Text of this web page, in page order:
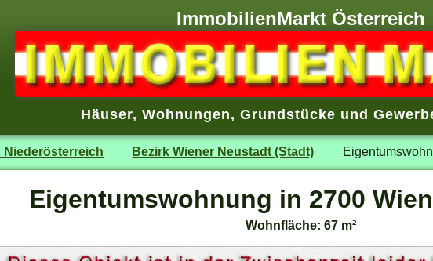
ImmobilienMarkt Österreich
Häuser, Wohnungen, Grundstücke und
Niederösterreich Bezirk Wiener Neustadt (Stadt)
Eigentumswohnung in 2700
Wohnfläche: 67 m²